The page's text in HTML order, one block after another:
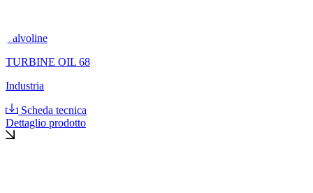
Valvoline
TURBINE OIL 68
Industria
Scheda tecnica
Dettaglio prodotto